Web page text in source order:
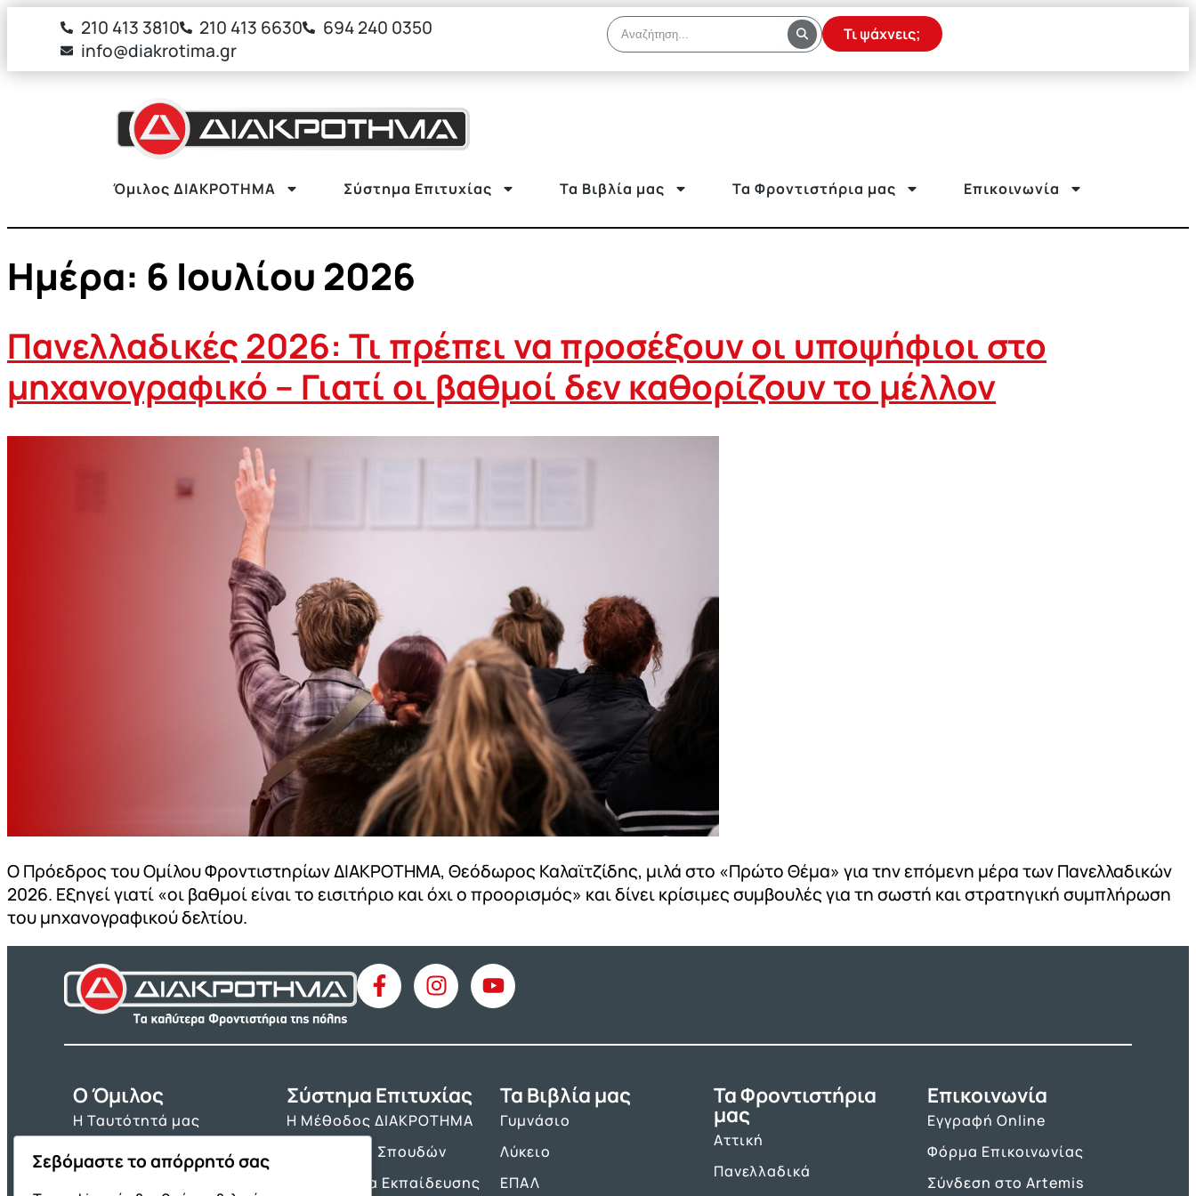
στο
περιεχόμενο210 413 3810 210 413 6630
694 240 0350
info@diakrotima.gr
Τι ψάχνεις;
Όμιλος ΔΙΑΚΡΟΤΗΜΑ Σύστημα Επιτυχίας Τα Βιβλία μας Τα Φροντιστήρια μας Επικοινωνία
Ημέρα: 6 Ιουλίου 2026
Πανελλαδικές 2026: Τι πρέπει να προσέξουν οι υποψήφιοι στο
μηχανογραφικό – Γιατί οι βαθμοί δεν καθορίζουν το μέλλον
Ο Πρόεδρος του Ομίλου Φροντιστηρίων ΔΙΑΚΡΟΤΗΜΑ, Θεόδωρος Καλαϊτζίδης, μιλά στο «Πρώτο Θέμα» για την επόμενη μέρα των Πανελλαδικών
2026. Εξηγεί γιατί «οι βαθμοί είναι το εισιτήριο και όχι ο προορισμός» και δίνει κρίσιμες συμβουλές για τη σωστή και στρατηγική συμπλήρωση
του μηχανογραφικού δελτίου.
O Όμιλος
Η Ταυτότητά μας
Σύστημα Επιτυχίας
Η Μέθοδος ΔΙΑΚΡΟΤΗΜΑ
Πρόγραμμα Σπουδών
Τα Εργαλεία Εκπαίδευσης
Τα Βιβλία μας
Γυμνάσιο
Λύκειο
ΕΠΑΛ
Τα Φροντιστήρια
μας
Αττική
Πανελλαδικά
Επικοινωνία
Εγγραφή Online
Φόρμα Επικοινωνίας
Σύνδεση στο Artemis
Σεβόμαστε το απόρρητό σας